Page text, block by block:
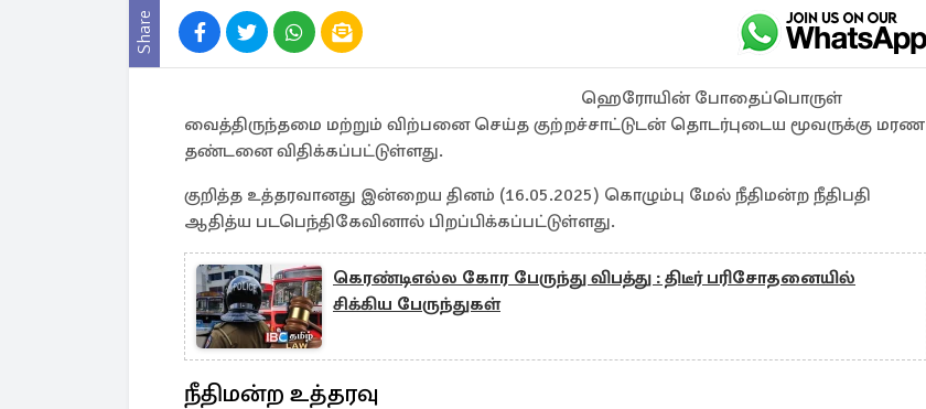
Share
ஹெரோயின் போதைப்பொருள்
வைத்திருந்தமை மற்றும் விற்பனை செய்த குற்றச்சாட்டுடன் தொடர்புடைய மூவருக்கு மரண
தண்டனை விதிக்கப்பட்டுள்ளது.
குறித்த உத்தரவானது இன்றைய தினம் (16.05.2025) கொழும்பு மேல் நீதிமன்ற நீதிபதி
ஆதித்ய படபெந்திகேவினால் பிறப்பிக்கப்பட்டுள்ளது.
கெரண்டிஎல்ல கோர பேருந்து விபத்து : திடீர் பரிசோதனையில்
சிக்கிய பேருந்துகள்
நீதிமன்ற உத்தரவு